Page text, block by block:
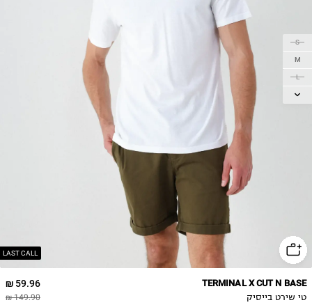
LAST CALL
S
M
L
XL
59.96 ₪
149.90 ₪
TERMINAL X CUT N BASE
טי שירט בייסיק